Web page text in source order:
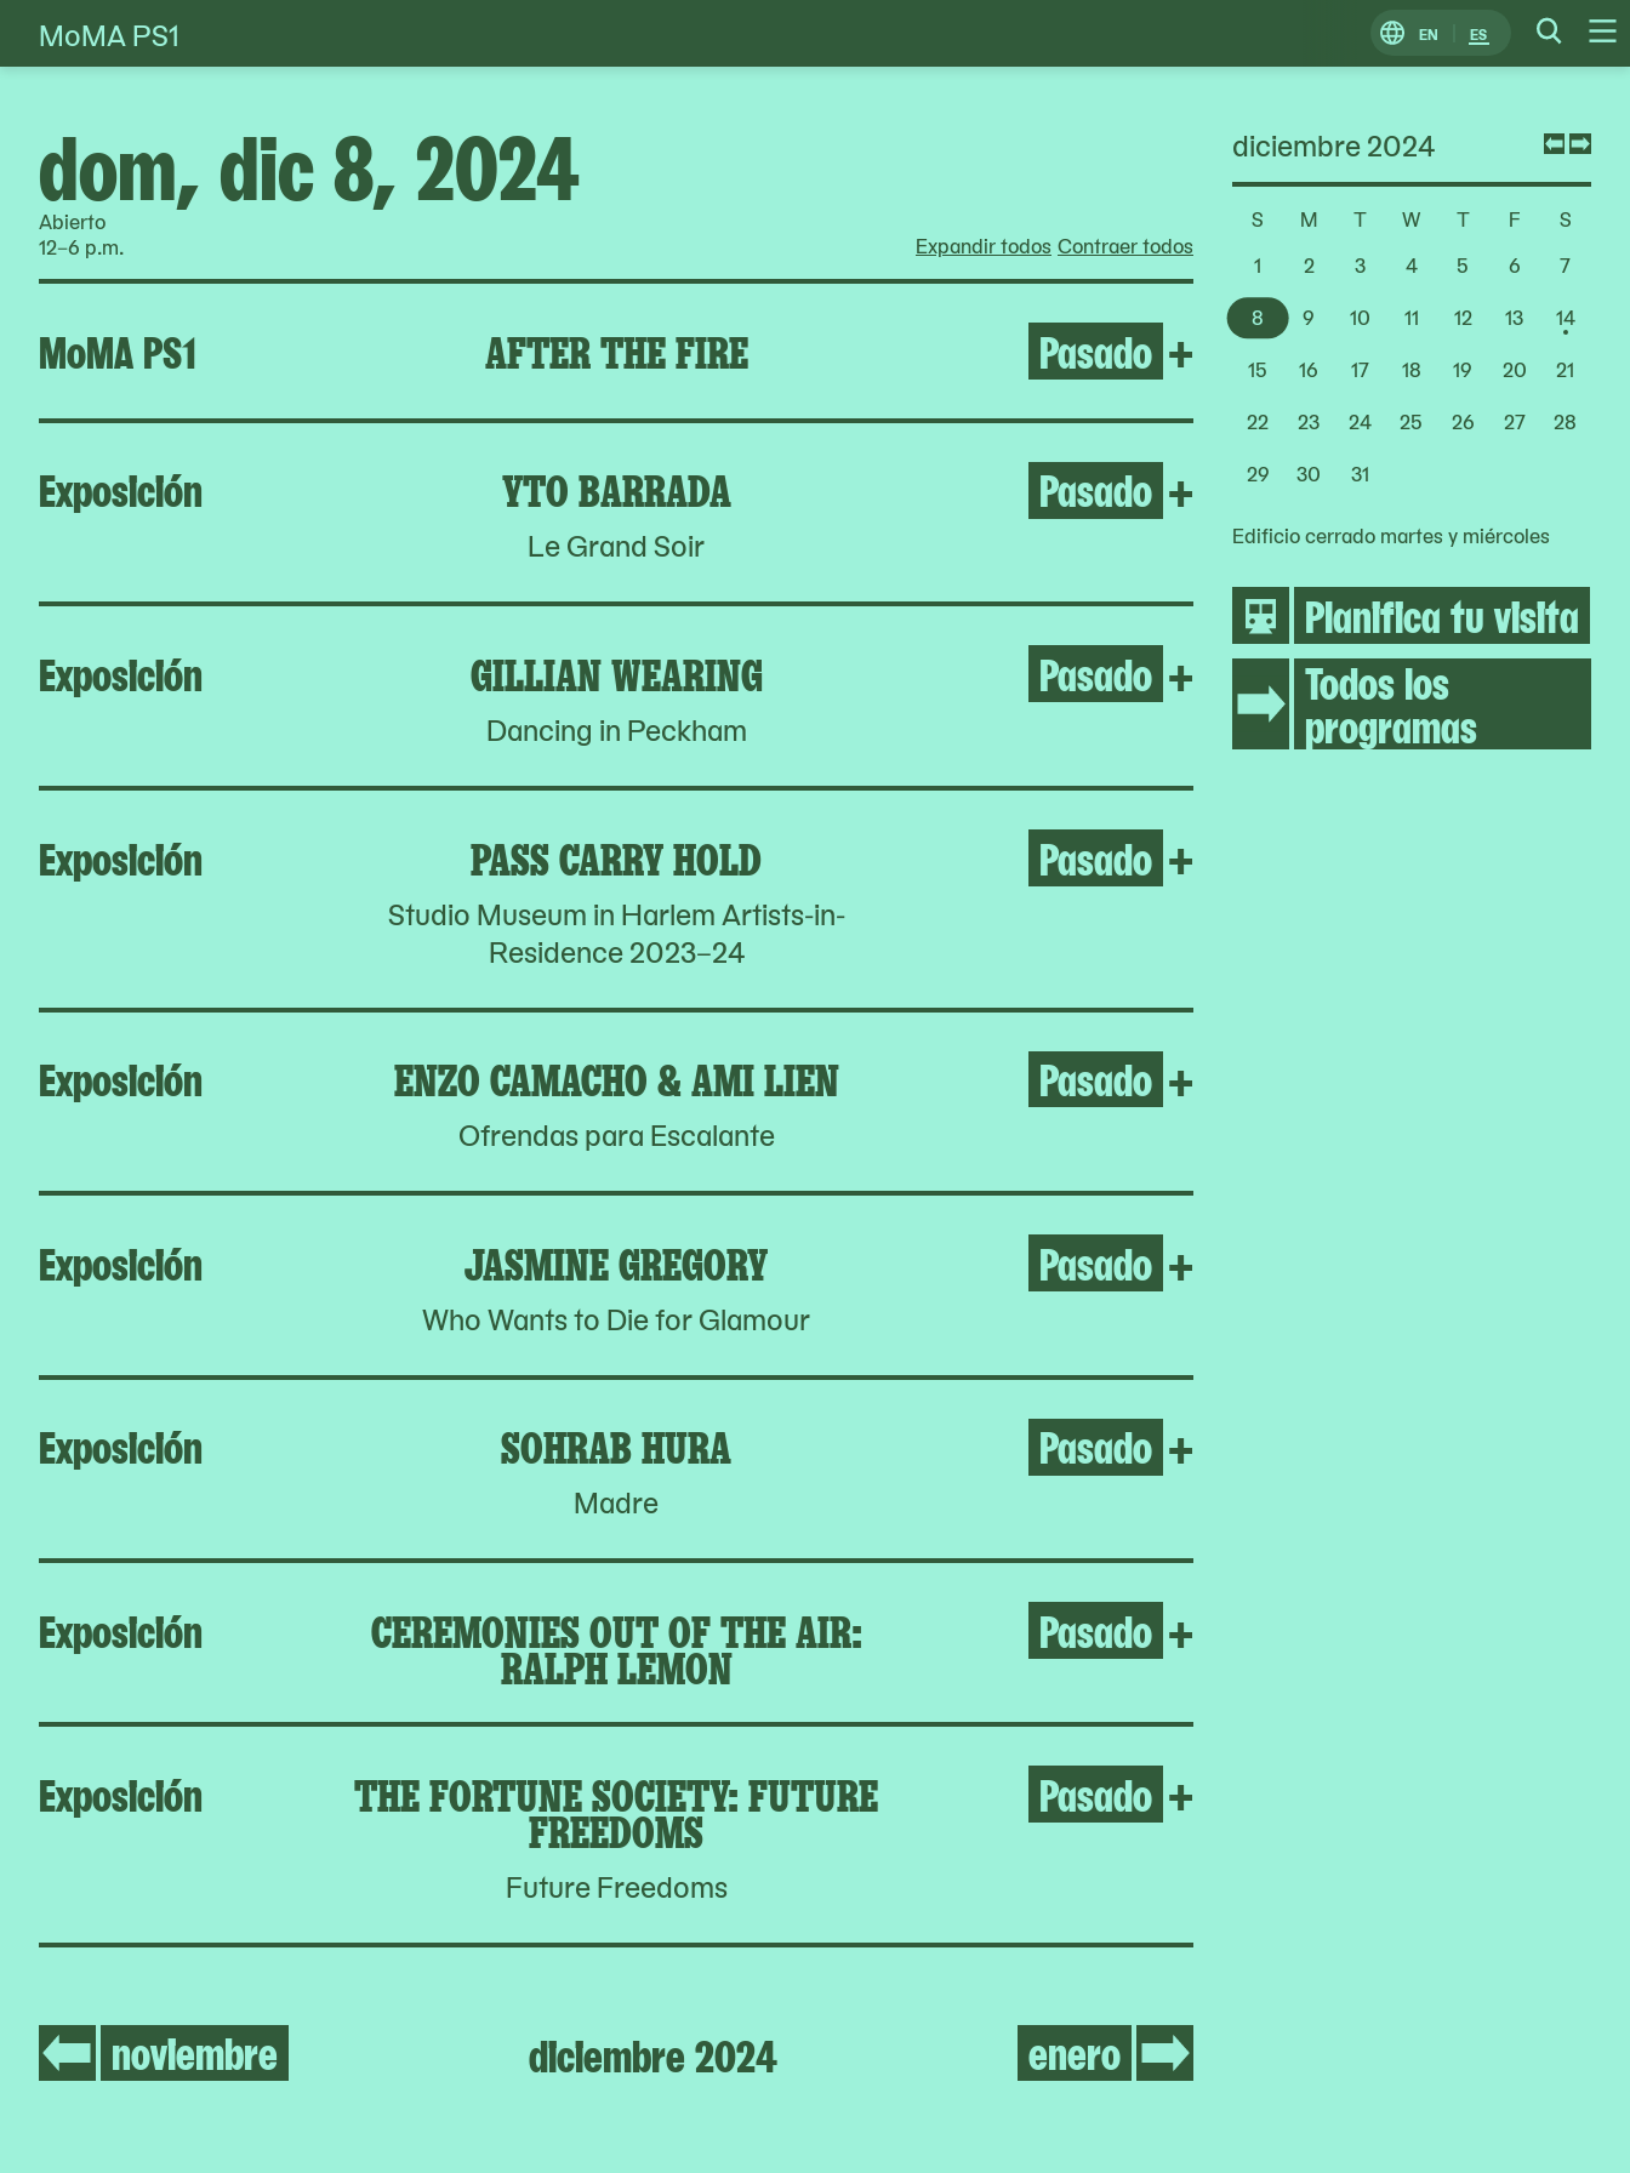
Skip
to
EN ES
Change
Locale
MoMA PS1
dom, dic 8, 2024
Abierto
12–6 p.m.
Expandir todos Contraer todos
MoMA PS1 AFTER THE FIRE Pasado + Open After the Fire
Exposición YTO BARRADA
Le Grand Soir
Pasado + Open Yto Barrada
Exposición GILLIAN WEARING
Dancing in Peckham
Pasado + Open Gillian Wearing
Exposición PASS CARRY HOLD
Studio Museum in Harlem Artists-in-
Residence 2023–24
Pasado +
Exposición ENZO CAMACHO & AMI LIEN
Ofrendas para Escalante
Pasado +
Exposición JASMINE GREGORY
Who Wants to Die for Glamour
Pasado +
Exposición SOHRAB HURA
Madre
Pasado +
Exposición CEREMONIES OUT OF THE AIR:
RALPH LEMON
Pasado +
Exposición THE FORTUNE SOCIETY: FUTURE
FREEDOMS
Future Freedoms
Pasado +
noviembre diciembre 2024 enero
diciembre 2024
S M T W T F S
Choose
Date
1 2 3 4 5 6
7
8
9 10 11 12 13
14
15
16 17 18 19 20
21
22
23 24 25 26 27
28
29
30 31
Edificio cerrado martes y miércoles
Planifica tu visita
Todos los
programas